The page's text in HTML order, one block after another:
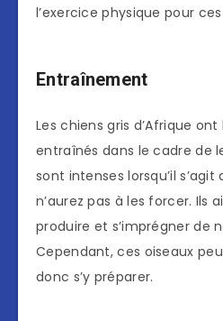
l’exercice physique pour
Entraînement
Les chiens gris d’Afrique ont
entraînés dans le cadre de
sont intenses lorsqu’il s’agit
n’aurez pas à les forcer. Ils
produire et s’imprégner de
Cependant, ces oiseaux
donc s’y préparer.